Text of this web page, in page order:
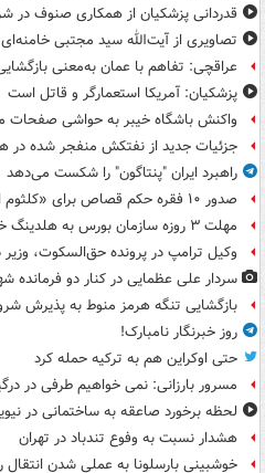
قدردانی پزشکیان از همکاری صنوف در
تصاویری از آیت‌الله سید مجتبی
عراقچی: تفاهم با عمان به‌معنی
پزشکیان: آمریکا استعمارگر و قاتل است
واکنش باشگاه خیبر به حواشی
جزئیات جدید از نفتکش منفجر شده در
راهبرد ایران "پنتاگون" را شکست می‌دهد
صدور ۱۰ فقره حکم قصاص برای «کلثوم اکبری»
مهلت ۳ روزه سازمان بورس به هلدینگ خلیج فارس
وکیل ترامپ در پرونده حق‌السکوت،
سردار علی عظمایی در کنار دو فرمانده
بازگشایی تنگه هرمز منوط به پذیرش
روز خبرنگار نامبارک!
حتی اوکراین هم به ترکیه حمله کرد
مسرور بارزانی: نمی خواهیم طرفی در
لحظه برخورد صاعقه به ساختمانی در
هشدار نسبت به وفوع تندباد در تهران
خوشبینی بارسلونا به عملی شدن انتقال